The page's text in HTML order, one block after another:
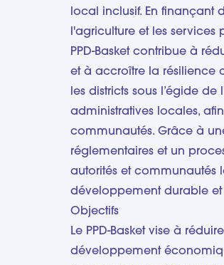
local inclusif. En finançant
l'agriculture et les services
PPD-Basket contribue à
et à accroître la résilience
les districts sous l’égide
administratives locales,
communautés. Grâce à
réglementaires et un
autorités et communautés
développement durable et
Objectifs
Le PPD-Basket vise à
développement